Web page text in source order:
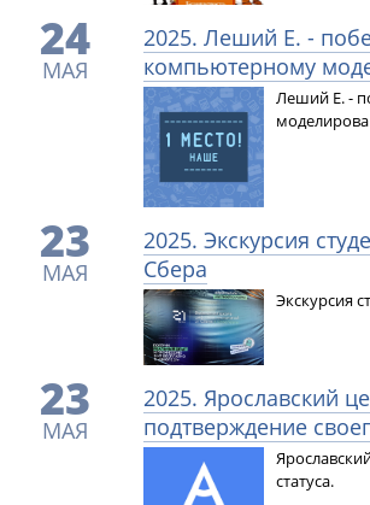
24
МАЯ
2025. Леший Е. -
компьютерному
Леший Е. -
23
МАЯ
2025. Экскурсия
Сбера
Экскурсия
23
МАЯ
2025. Ярославский
подтверждение
статуса.